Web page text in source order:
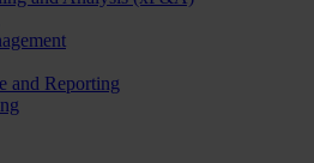
and Reporting